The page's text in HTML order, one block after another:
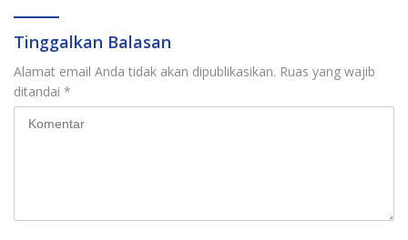
Tinggalkan Balasan
Alamat email Anda tidak akan dipublikasikan. Ruas yang wajib
ditandai *